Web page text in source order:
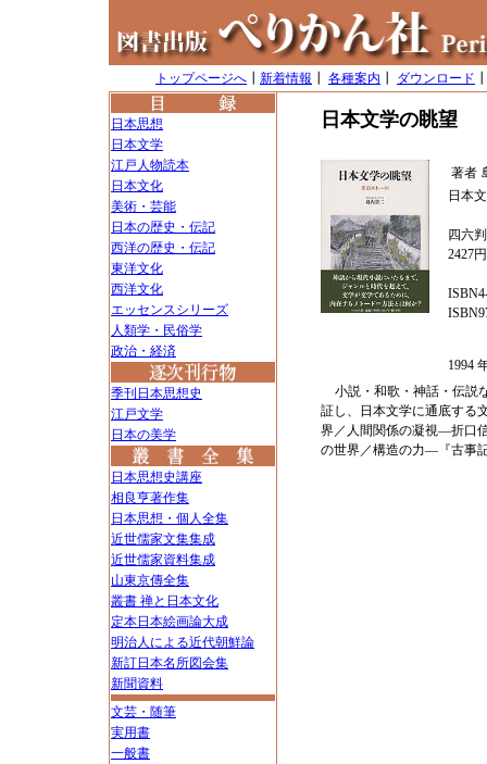
トップページへ 新着情報 各種案内 ダウンロード
日本思想
日本文学
江戸人物読本
日本文化
美術・芸能
日本の歴史・伝記
西洋の歴史・伝記
東洋文化
西洋文化
エッセンスシリーズ
人類学・民俗学
政治・経済
季刊日本思想史
江戸文学
日本の美学
日本思想史講座
相良亨著作集
日本思想・個人全集
近世儒家文集集成
近世儒家資料集成
山東京傳全集
叢書 禅と日本文化
定本日本絵画論大成
明治人による近代朝鮮論
新訂日本名所図会集
新聞資料
文芸・随筆
実用書
一般書
日本文学の眺望
著者
日本
四六
2427
1994
小説・和歌・神話・伝説
証し、日本文学に通底する
界／人間関係の凝視―折口
の世界／構造の力―『古事